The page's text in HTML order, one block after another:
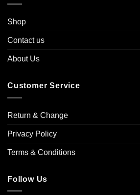
Shop
Contact us
About Us
Customer Service
Return & Change
Privacy Policy
Terms & Conditions
Follow Us